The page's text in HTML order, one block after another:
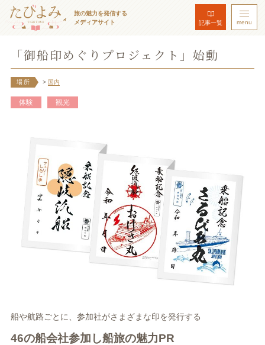
旅の魅力を発信する
メディアサイト
記事一覧 menu
「御船印めぐりプロジェクト」始動
場所 > 国内
体験 観光
船や航路ごとに、参加社がさまざまな印を発行する
46の船会社参加し船旅の魅力PR